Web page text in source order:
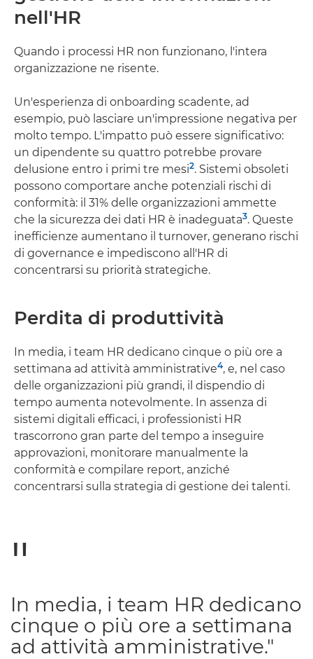
nell'HR
Quando i processi HR non funzionano, l'intera
organizzazione ne risente.
Un'esperienza di onboarding scadente, ad
esempio, può lasciare un'impressione negativa per
molto tempo. L'impatto può essere significativo:
un dipendente su quattro potrebbe provare
delusione entro i primi tre mesi2. Sistemi obsoleti
possono comportare anche potenziali rischi di
conformità: il 31% delle organizzazioni ammette
che la sicurezza dei dati HR è inadeguata3. Queste
inefficienze aumentano il turnover, generano rischi
di governance e impediscono all'HR di
concentrarsi su priorità strategiche.
Perdita di produttività
In media, i team HR dedicano cinque o più ore a
settimana ad attività amministrative4, e, nel caso
delle organizzazioni più grandi, il dispendio di
tempo aumenta notevolmente. In assenza di
sistemi digitali efficaci, i professionisti HR
trascorrono gran parte del tempo a inseguire
approvazioni, monitorare manualmente la
conformità e compilare report, anziché
concentrarsi sulla strategia di gestione dei talenti.
In media, i team HR dedicano
cinque o più ore a settimana
ad attività amministrative."